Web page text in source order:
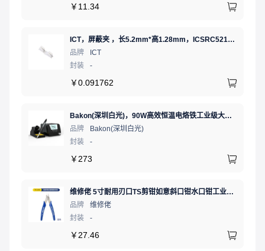
￥ 11.34
ICT，屏蔽夹 ，长5.2mm*高1.28mm，ICSRC52128SFR
品牌
ICT
封装
-
￥0.091762
Bakon(深圳白光)，90W高效恒温电烙铁工业级大功率数显可调温无铅智能电烙铁，BK90（新老款交替发货）
品牌
Bakon(深圳白光)
封装
-
￥ 273
维修佬 5寸耐用刃口TS剪钳如意斜口钳水口钳工业级电工钳刀钳子
品牌
维修佬
封装
-
￥ 27.46